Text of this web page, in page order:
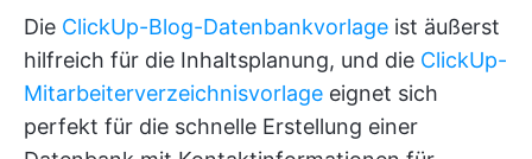
Die ClickUp-Blog-Datenbankvorlage ist äußerst
hilfreich für die Inhaltsplanung, und die ClickUp-
Mitarbeiterverzeichnisvorlage eignet sich
perfekt für die schnelle Erstellung einer